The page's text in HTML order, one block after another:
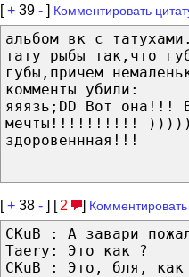
[+ 39 - ] Комментировать
альбом вк с татухами.
тату рыбы так,что
губы,причем
комменты убили:
яяязь;DD Вот она!!!
мечты!!!!!!!!!! ))))))
здоровеннная!!!
[+ 38 - ] [ 2 ]
CKuB : А завари
Taery: Это как ?
CKuB : Это, бля,